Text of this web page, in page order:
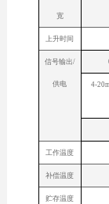
宽
上升时间
信号输出/
供电 4-
工作温度
补偿温度
贮存温度